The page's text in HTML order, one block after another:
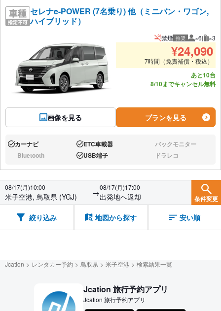
セレナe-POWER (7名乗り) 他（ミニバン・ワゴン,
ハイブリッド）
画像を見る
禁煙 推奨 推奨人数
×6 推
×3
¥24,090
7時間（免責補償・税込）
あと10台
8/10までキャンセル無料
プランを見る
あり:カーナビ あり:ETC車載器 なし:バックモニター
なし:Bluetooth あり:USB端子 なし:ドラレコ
08/17(月)10:00
米子空港, 鳥取県 (YGJ) →08/17(月)17:00
出発地へ返却 条件変更
絞り込み 地図から探す 安い順
Jcation レンタカー予約 鳥取県 米子空港 検索結果一覧
Jcation 旅行予約アプリ
Jcation 旅行予約アプリ